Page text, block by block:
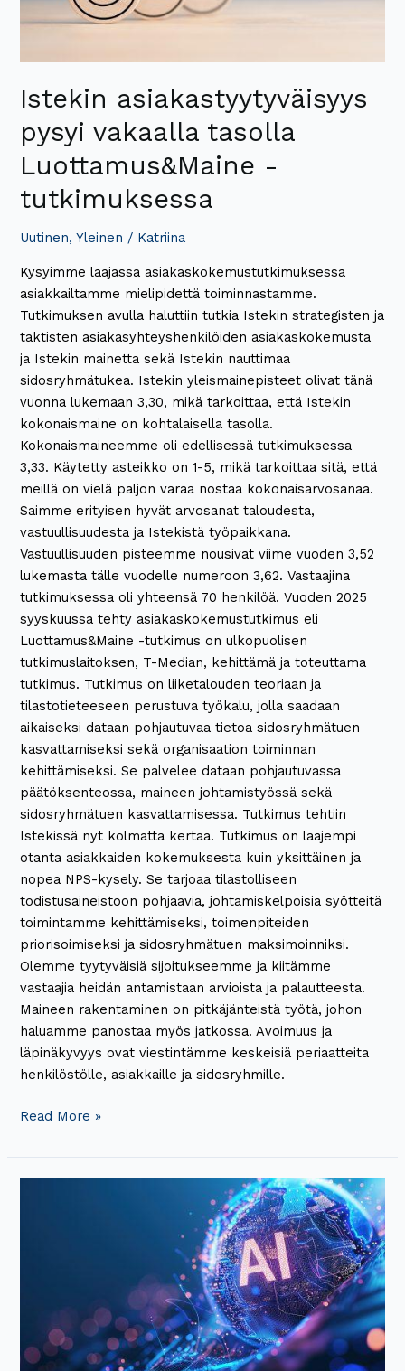
Istekin asiakastyytyväisyys
pysyi vakaalla tasolla
Luottamus&Maine -
tutkimuksessa
Uutinen,Yleinen / Katriina
Kysyimme laajassa asiakaskokemustutkimuksessa
asiakkailtamme mielipidettä toiminnastamme.
Tutkimuksen avulla haluttiin tutkia Istekin strategisten ja
taktisten asiakasyhteyshenkilöiden asiakaskokemusta
ja Istekin mainetta sekä Istekin nauttimaa
sidosryhmätukea. Istekin yleismainepisteet olivat tänä
vuonna lukemaan 3,30, mikä tarkoittaa, että Istekin
kokonaismaine on kohtalaisella tasolla.
Kokonaismaineemme oli edellisessä tutkimuksessa
3,33. Käytetty asteikko on 1-5, mikä tarkoittaa sitä, että
meillä on vielä paljon varaa nostaa kokonaisarvosanaa.
Saimme erityisen hyvät arvosanat taloudesta,
vastuullisuudesta ja Istekistä työpaikkana.
Vastuullisuuden pisteemme nousivat viime vuoden 3,52
lukemasta tälle vuodelle numeroon 3,62. Vastaajina
tutkimuksessa oli yhteensä 70 henkilöä. Vuoden 2025
syyskuussa tehty asiakaskokemustutkimus eli
Luottamus&Maine -tutkimus on ulkopuolisen
tutkimuslaitoksen, T-Median, kehittämä ja toteuttama
tutkimus. Tutkimus on liiketalouden teoriaan ja
tilastotieteeseen perustuva työkalu, jolla saadaan
aikaiseksi dataan pohjautuvaa tietoa sidosryhmätuen
kasvattamiseksi sekä organisaation toiminnan
kehittämiseksi. Se palvelee dataan pohjautuvassa
päätöksenteossa, maineen johtamistyössä sekä
sidosryhmätuen kasvattamisessa. Tutkimus tehtiin
Istekissä nyt kolmatta kertaa. Tutkimus on laajempi
otanta asiakkaiden kokemuksesta kuin yksittäinen ja
nopea NPS-kysely. Se tarjoaa tilastolliseen
todistusaineistoon pohjaavia, johtamiskelpoisia syötteitä
toimintamme kehittämiseksi, toimenpiteiden
priorisoimiseksi ja sidosryhmätuen maksimoinniksi.
Olemme tyytyväisiä sijoitukseemme ja kiitämme
vastaajia heidän antamistaan arvioista ja palautteesta.
Maineen rakentaminen on pitkäjänteistä työtä, johon
haluamme panostaa myös jatkossa. Avoimuus ja
läpinäkyvyys ovat viestintämme keskeisiä periaatteita
henkilöstölle, asiakkaille ja sidosryhmille.
Read More »
ilmoittautuminen
avattu